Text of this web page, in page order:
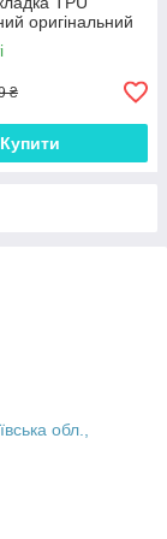
оригінальний
₴
Купити
обл.,